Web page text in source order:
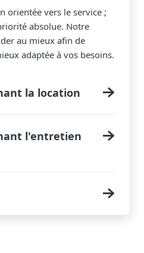
orientée vers le service ;
absolue. Notre
au mieux afin de
adaptée à vos besoins.
la location
l'entretien